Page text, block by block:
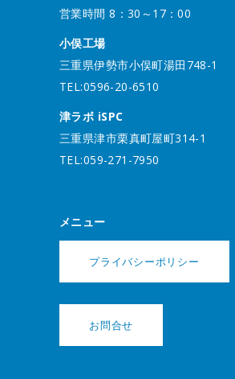
営業時間 8：30～17：00
小俣工場
三重県伊勢市小俣町湯田748-1
TEL:0596-20-6510
津ラボ iSPC
三重県津市栗真町屋町314-1
TEL:059-271-7950
メニュー
プライバシーポリシー
お問合せ